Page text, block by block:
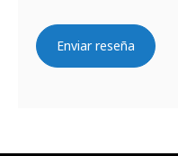
Enviar reseña